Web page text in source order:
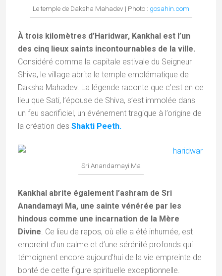
Le temple de Daksha Mahadev | Photo : gosahin.com
À trois kilomètres d’Haridwar, Kankhal est l’un
des cinq lieux saints incontournables de la ville.
Considéré comme la capitale estivale du Seigneur
Shiva, le village abrite le temple emblématique de
Daksha Mahadev. La légende raconte que c’est en ce
lieu que Sati, l’épouse de Shiva, s’est immolée dans
un feu sacrificiel, un événement tragique à l’origine de
la création des Shakti Peeth.
Sri Anandamayi Ma
Kankhal abrite également l’ashram de Sri
Anandamayi Ma, une sainte vénérée par les
hindous comme une incarnation de la Mère
Divine. Ce lieu de repos, où elle a été inhumée, est
empreint d’un calme et d’une sérénité profonds qui
témoignent encore aujourd’hui de la vie empreinte de
bonté de cette figure spirituelle exceptionnelle.